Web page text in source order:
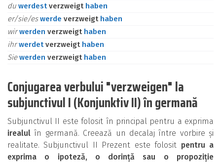
du werdestverzweigt haben
er/sie/eswerde verzweigt haben
wirwerden verzweigt haben
ihrwerdetverzweigt haben
Siewerden verzweigt haben
Conjugarea verbului "verzweigen" la
subjunctivul I (Konjunktiv II) în germană
Subjunctivul II este folosit în principal pentru a exprima
irealul în germană. Creează un decalaj între vorbire și
realitate. Subjunctivul II Prezent este folosit pentru a
exprima o ipoteză, o dorință sau o propoziție